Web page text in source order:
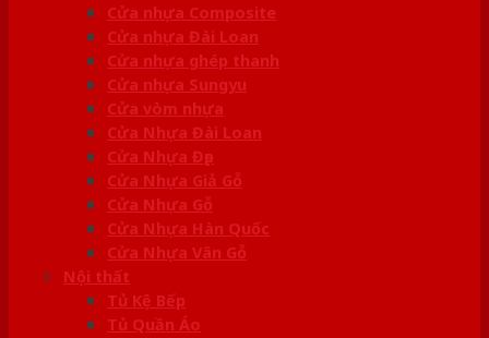
Cửa nhựa Composite
Cửa nhựa Đài Loan
Cửa nhựa ghép thanh
Cửa nhựa Sungyu
Cửa vòm nhựa
Cửa Nhựa Đài Loan
Cửa Nhựa Đẹp
Cửa Nhựa Giả Gỗ
Cửa Nhựa Gỗ
Cửa Nhựa Hàn Quốc
Cửa Nhựa Vân Gỗ
Nội thất
Tủ Kệ Bếp
Tủ Quần Áo